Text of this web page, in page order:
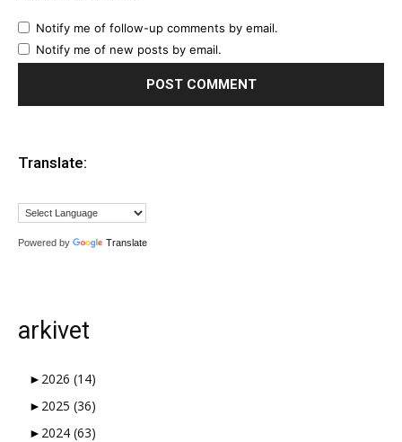
Notify me of follow-up comments by email.
Notify me of new posts by email.
Translate:
Powered by Translate
arkivet
► 2026 (14)
► 2025 (36)
► 2024 (63)